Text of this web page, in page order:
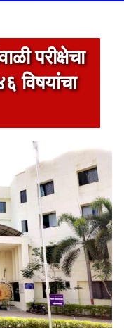
परीक्षेचा
विषयांचा